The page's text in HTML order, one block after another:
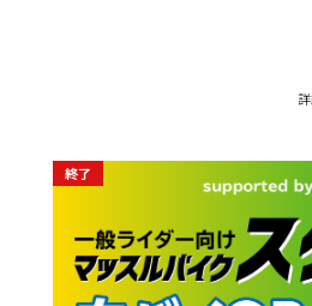
終了